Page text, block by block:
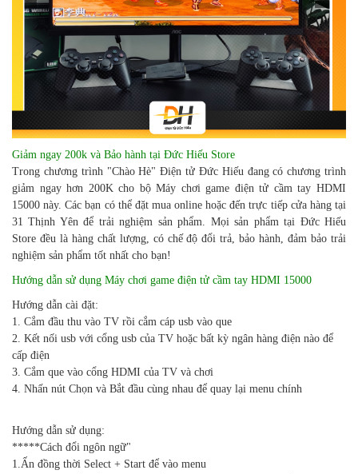
Giảm ngay 200k và Bảo hành tại Đức Hiếu Store
Trong chương trình "Chào Hè" Điện tử Đức Hiếu đang có chương trình
giảm ngay hơn 200K cho bộ Máy chơi game điện tử cầm tay HDMI
15000 này. Các bạn có thể đặt mua online hoặc đến trực tiếp cửa hàng tại
31 Thịnh Yên để trải nghiệm sản phẩm. Mọi sản phẩm tại Đức Hiếu
Store đều là hàng chất lượng, có chế độ đổi trả, bảo hành, đảm bảo trải
nghiệm sản phẩm tốt nhất cho bạn!
Hướng dẫn sử dụng Máy chơi game điện tử cầm tay HDMI 15000
Hướng dẫn cài đặt:
1. Cắm đầu thu vào TV rồi cắm cáp usb vào que
2. Kết nối usb với cổng usb của TV hoặc bất kỳ ngân hàng điện nào để
cấp điện
3. Cắm que vào cổng HDMI của TV và chơi
4. Nhấn nút Chọn và Bắt đầu cùng nhau để quay lại menu chính
Hướng dẫn sử dụng:
*****Cách đổi ngôn ngữ"
1.Ấn đồng thời Select + Start để vào menu